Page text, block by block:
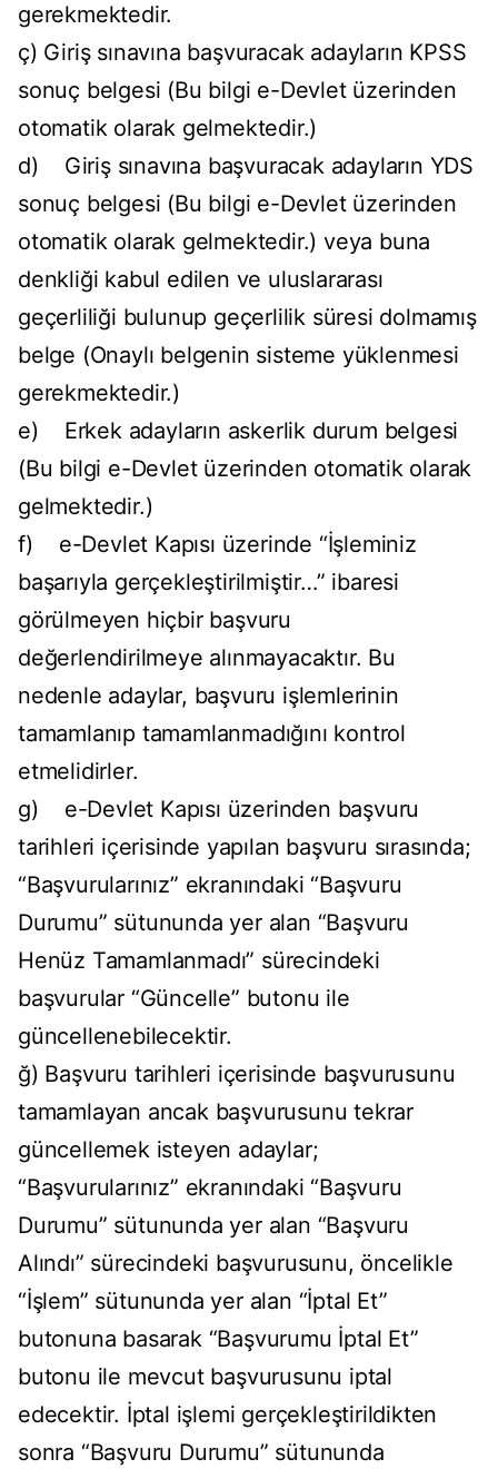
gerekmektedir.
ç) Giriş sınavına başvuracak adayların KPSS
sonuç belgesi (Bu bilgi e-Devlet üzerinden
otomatik olarak gelmektedir.)
d) Giriş sınavına başvuracak adayların YDS
sonuç belgesi (Bu bilgi e-Devlet üzerinden
otomatik olarak gelmektedir.) veya buna
denkliği kabul edilen ve uluslararası
geçerliliği bulunup geçerlilik süresi dolmamış
belge (Onaylı belgenin sisteme yüklenmesi
gerekmektedir.)
e) Erkek adayların askerlik durum belgesi
(Bu bilgi e-Devlet üzerinden otomatik olarak
gelmektedir.)
f) e-Devlet Kapısı üzerinde “İşleminiz
başarıyla gerçekleştirilmiştir…” ibaresi
görülmeyen hiçbir başvuru
değerlendirilmeye alınmayacaktır. Bu
nedenle adaylar, başvuru işlemlerinin
tamamlanıp tamamlanmadığını kontrol
etmelidirler.
g) e-Devlet Kapısı üzerinden başvuru
tarihleri içerisinde yapılan başvuru sırasında;
“Başvurularınız” ekranındaki “Başvuru
Durumu” sütununda yer alan “Başvuru
Henüz Tamamlanmadı” sürecindeki
başvurular “Güncelle” butonu ile
güncellenebilecektir.
ğ) Başvuru tarihleri içerisinde başvurusunu
tamamlayan ancak başvurusunu tekrar
güncellemek isteyen adaylar;
“Başvurularınız” ekranındaki “Başvuru
Durumu” sütununda yer alan “Başvuru
Alındı” sürecindeki başvurusunu, öncelikle
“İşlem” sütununda yer alan “İptal Et”
butonuna basarak “Başvurumu İptal Et”
butonu ile mevcut başvurusunu iptal
edecektir. İptal işlemi gerçekleştirildikten
sonra “Başvuru Durumu” sütununda